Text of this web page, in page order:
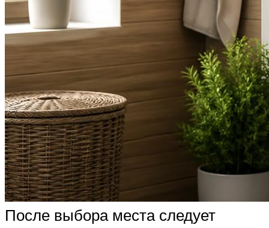
После выбора места следует